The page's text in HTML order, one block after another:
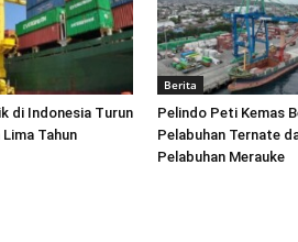
di Indonesia Turun
Tahun
Berita
Pelindo Peti Kemas
Pelabuhan Ternate
Pelabuhan Merauke